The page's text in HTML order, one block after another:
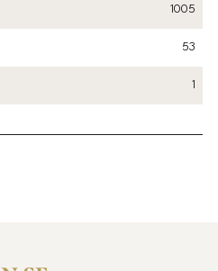
1005
53
1